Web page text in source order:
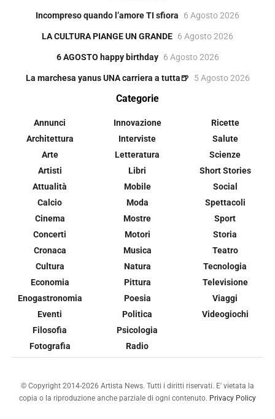
Incompreso quando l’amore TI sfiora 6 Agosto 2026
LA CULTURA PIANGE UN GRANDE 6 Agosto 2026
6 AGOSTO happy birthday 6 Agosto 2026
La marchesa yanus UNA carriera a tutta🍺 5 Agosto 2026
Categorie
Annunci
Architettura
Arte
Artisti
Attualità
Calcio
Cinema
Concerti
Cronaca
Cultura
Economia
Enogastronomia
Eventi
Filosofia
Fotografia
Innovazione
Interviste
Letteratura
Libri
Mobile
Moda
Mostre
Motori
Musica
Natura
Pittura
Poesia
Politica
Psicologia
Radio
Ricette
Salute
Scienze
Short Stories
Social
Spettacoli
Sport
Storia
Teatro
Tecnologia
Televisione
Viaggi
Videogiochi
© Copyright 2014-2026 Artista News. Tutti i diritti riservati. E' vietata la
copia o la riproduzione anche parziale di ogni contenuto. Privacy Policy